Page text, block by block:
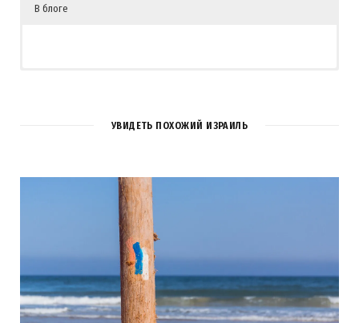
В блоге
УВИДЕТЬ ПОХОЖИЙ ИЗРАИЛЬ